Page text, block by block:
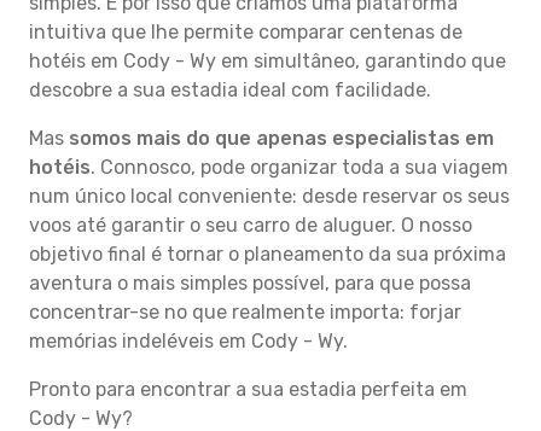
intuitiva que lhe permite comparar centenas de
hotéis em Cody - Wy em simultâneo, garantindo que
descobre a sua estadia ideal com facilidade.
Mas somos mais do que apenas especialistas em
hotéis. Connosco, pode organizar toda a sua viagem
num único local conveniente: desde reservar os seus
voos até garantir o seu carro de aluguer. O nosso
objetivo final é tornar o planeamento da sua próxima
aventura o mais simples possível, para que possa
concentrar-se no que realmente importa: forjar
memórias indeléveis em Cody - Wy.
Pronto para encontrar a sua estadia perfeita em
Cody - Wy?